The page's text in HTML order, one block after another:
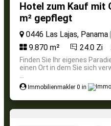
Hotel zum Kauf mit
m² gepflegt
0446 Las Lajas, Panama
9.870 m² 24.0 Zi
Finden Sie Ihr eigenes
einen Ort in dem Sie sich
Immobilienmakler 0 in